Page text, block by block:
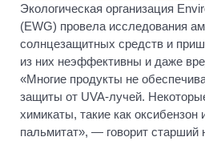
Экологическая организация
(EWG) провела исследования
солнцезащитных средств и
из них неэффективны и даже
«Многие продукты не
защиты от UVA-лучей.
химикаты, такие как оксибензон
пальмитат», — говорит старший